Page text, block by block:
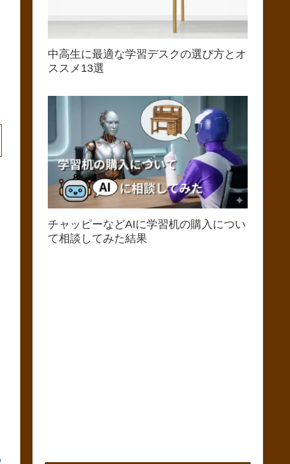
中高生に最適な学習デスクの選び方とオ
ススメ13選
チャッピーなどAIに学習机の購入につい
て相談してみた結果